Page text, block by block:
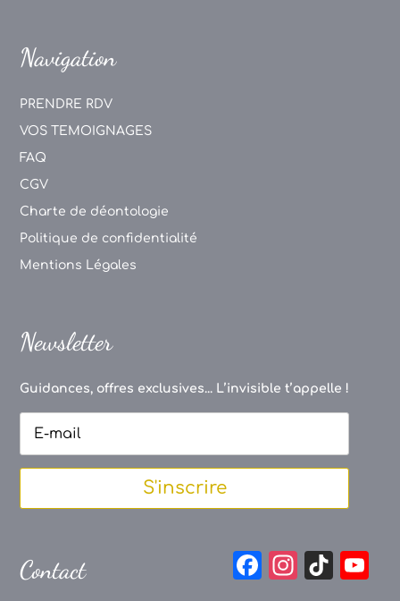
Navigation
PRENDRE RDV
VOS TEMOIGNAGES
FAQ
CGV
Charte de déontologie
Politique de confidentialité
Mentions Légales
Newsletter
Guidances, offres exclusives... L’invisible t’appelle !
S'inscrire
Contact
F
In Ti